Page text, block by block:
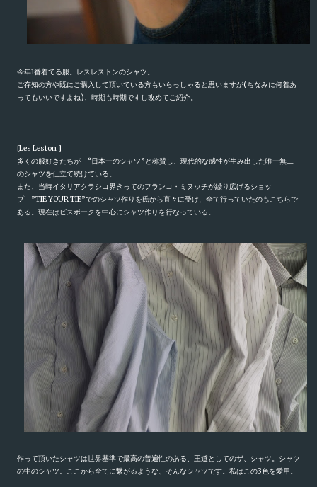
今年1番着てる服。レスレストンのシャツ。
ご存知の方や既にご購入して頂いている方もいらっしゃると思いますが(ちなみに何着あ
ってもいいですよね)、時期も時期ですし改めてご紹介。
[Les Leston ]
多くの服好きたちが “日本一のシャツ”と称賛し、現代的な感性が生み出した唯一無二
のシャツを仕立て続けている。
また、当時イタリアクラシコ界きってのフランコ・ミヌッチが繰り広げるショッ
プ ”TIE YOUR TIE”でのシャツ作りを氏から直々に受け、全て行っていたのもこちらで
ある。現在はビスポークを中心にシャツ作りを行なっている。
作って頂いたシャツは世界基準で最高の普遍性のある、王道としてのザ、シャツ。シャツ
の中のシャツ。ここから全てに繋がるような、そんなシャツです。 私はこの3色を愛用。